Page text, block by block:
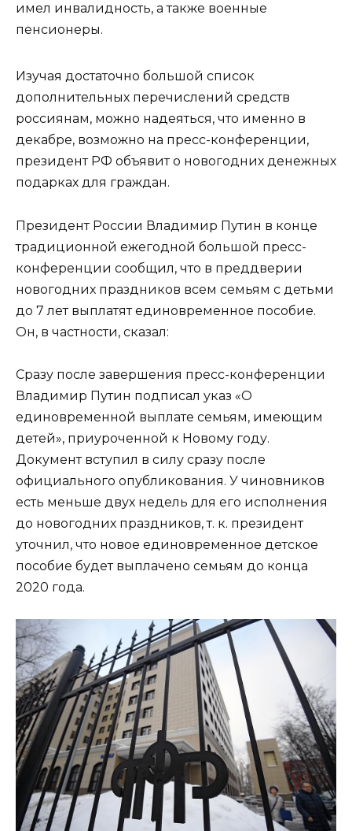
имел инвалидность, а также военные
пенсионеры.
Изучая достаточно большой список
дополнительных перечислений средств
россиянам, можно надеяться, что именно в
декабре, возможно на пресс-конференции,
президент РФ объявит о новогодних денежных
подарках для граждан.
Президент России Владимир Путин в конце
традиционной ежегодной большой пресс-
конференции сообщил, что в преддверии
новогодних праздников всем семьям с детьми
до 7 лет выплатят единовременное пособие.
Он, в частности, сказал:
Сразу после завершения пресс-конференции
Владимир Путин подписал указ «О
единовременной выплате семьям, имеющим
детей», приуроченной к Новому году.
Документ вступил в силу сразу после
официального опубликования. У чиновников
есть меньше двух недель для его исполнения
до новогодних праздников, т. к. президент
уточнил, что новое единовременное детское
пособие будет выплачено семьям до конца
2020 года.